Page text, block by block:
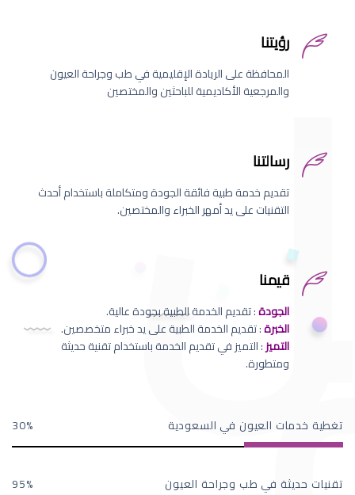
رؤيتنا
المحافظة على الريادة الإقليمية في طب وجراحة العيون
والمرجعية الأكاديمية للباحثين والمختصين
رسالتنا
تقديم خدمة طبية فائقة الجودة ومتكاملة باستخدام أحدث
التقنيات على يد أمهر الخبراء والمختصين.
قيمنا
الجودة: تقديم الخدمة الطبية بجودة عالية.
الخبرة: تقديم الخدمة الطبية على يد خبراء متخصصين.
التميز: التميز في تقديم الخدمة باستخدام تقنية حديثة
ومتطورة.
تغطية خدمات العيون في السعودية 30
تقنيات حديثة في طب وجراحة العيون 95